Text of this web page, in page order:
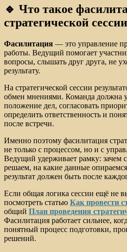
🔹 Что такое
стратегической сессии
Фасилитация — это управление
работы. Ведущий помогает
вопросы, слышать друг друга, не
результату.
На стратегической сессии
обмен мнениями. Команда должна
положение дел, согласовать
определить ответственность и
после встречи.
Именно поэтому фасилитация
не только с процессом, но и с
Ведущий удерживает рамку: зачем
решаем, на какие данные
результат должен быть после
Если общая логика сессии ещё не
посмотреть статью Как провести
общий План проведения
Фасилитация работает сильнее,
понятный процесс подготовки,
решений.